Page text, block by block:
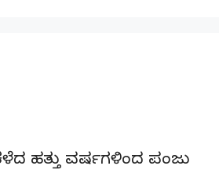
ಹತ್ತು ವರ್ಷಗಳಿಂದ ಪಂಜು